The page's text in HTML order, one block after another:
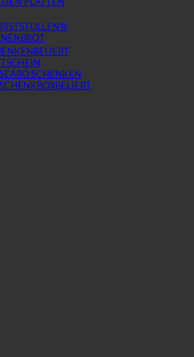
PLATTEN
SCHENKEN